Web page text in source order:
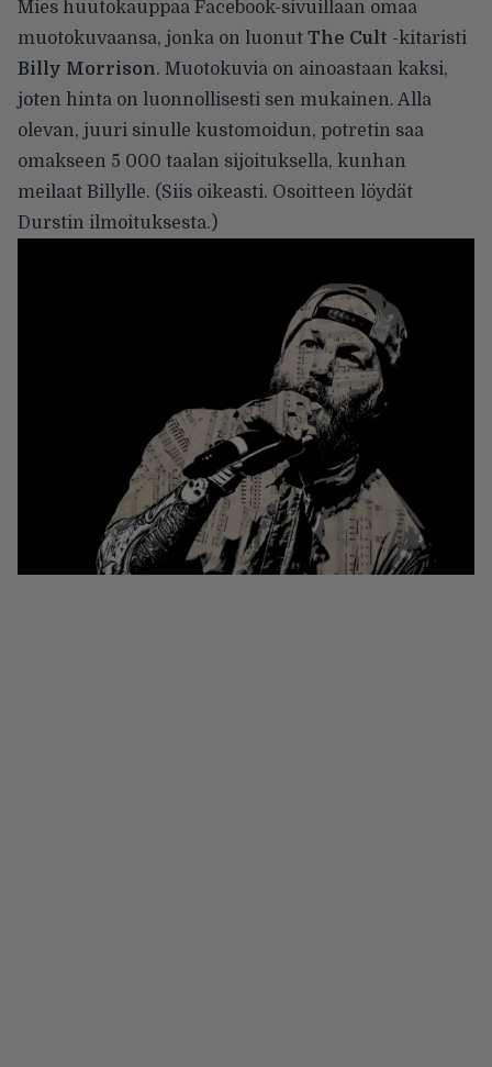
Mies huutokauppaa Facebook-sivuillaan omaa
muotokuvaansa, jonka on luonut The Cult -kitaristi
Billy Morrison. Muotokuvia on ainoastaan kaksi,
joten hinta on luonnollisesti sen mukainen. Alla
olevan, juuri sinulle kustomoidun, potretin saa
omakseen 5 000 taalan sijoituksella, kunhan
meilaat Billylle. (Siis oikeasti. Osoitteen löydät
Durstin ilmoituksesta.)